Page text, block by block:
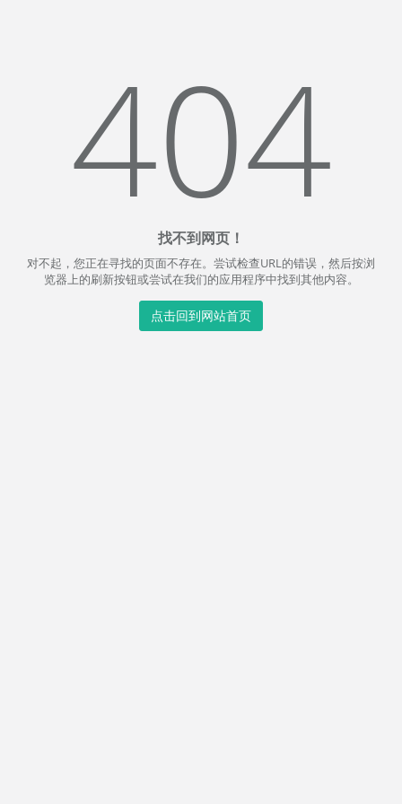
404
找不到网页！
对不起，您正在寻找的页面不存在。尝试检查URL的错误，然后按浏
览器上的刷新按钮或尝试在我们的应用程序中找到其他内容。
点击回到网站首页